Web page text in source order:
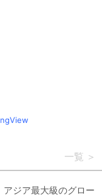
一覧
アジア最大級のグロー